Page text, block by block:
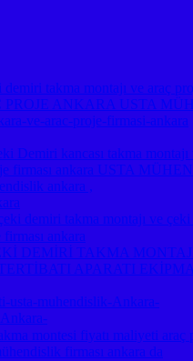
takma montajı ve araç
ANKARA USTA
ve-arac-proje-firmasi-ankara
kancası takma montajı
firması ankara USTA
ankara ,
demiri takma montajı ve çeki
ankara
DEMİRİ TAKMA
APARATI
usta-muhendislik-Ankara-
montesi fiyatı maliyeti araç
firması ankara da